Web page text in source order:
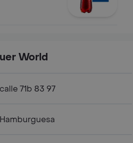
World
calle 71b 83 97
Hamburguesa